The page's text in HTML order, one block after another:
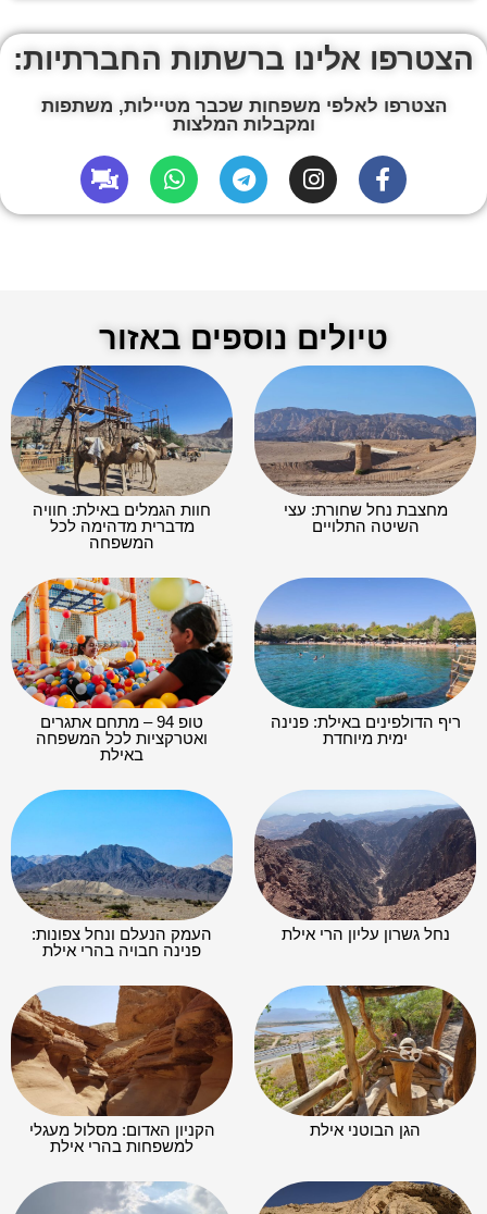
הצטרפו אלינו ברשתות החברתיות:
הצטרפו לאלפי משפחות שכבר מטיילות, משתפות
ומקבלות המלצות
טיולים נוספים באזור
מחצבת נחל שחורת: עצי
השיטה התלויים
חוות הגמלים באילת: חוויה
מדברית מדהימה לכל
המשפחה
ריף הדולפינים באילת: פנינה
ימית מיוחדת
טופ 94 – מתחם אתגרים
ואטרקציות לכל המשפחה
באילת
נחל גשרון עליון הרי אילת
העמק הנעלם ונחל צפונות:
פנינה חבויה בהרי אילת
הגן הבוטני אילת
הקניון האדום: מסלול מעגלי
למשפחות בהרי אילת